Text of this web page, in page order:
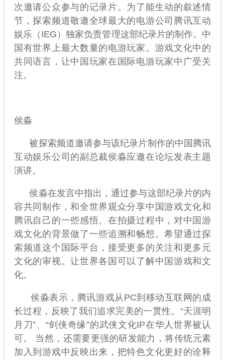
次邀请公众参与的记录片。为了能生动的叙述情
节，探索频道敬邀全球最大的电游公司腾讯互动
娱乐（IEG）独家负责管理这部纪录片的制作。中
国有世界上最大数量的电游玩家。游戏文化中的
共同语言，让中国玩家在国际电游玩家中广受关
注。
侯淼
被探索频道邀请参与该纪录片制作的中国腾讯
互动娱乐公司的副总裁侯淼应邀在论坛发表主题
演讲。
侯淼在发言中指出，通过参与这部纪录片的内
容共同制作，和全世界观众分享中国游戏文化和
腾讯自己的一些感悟。在拍摄过程中，对中国游
戏文化的背景做了一些追溯和畅想。希望通过探
索频道这个国际平台，接受更多的关注和更多元
文化的审视。让世界各国可以了解中国游戏和文
化。
侯淼表示，腾讯游戏从PC到移动互联网的成
长过程，反映了我们追求完美的一贯性。“天涯明
月刀”、“剑侠奇缘”的武侠文化IP在华人世界被认
可。 当然，还需要更强的研发能力，将传统元素
加入到游戏中反映出来，把特色文化更好的诠释